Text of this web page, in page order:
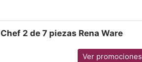
Chef 2 de 7 piezas Rena Ware
Ver promociones